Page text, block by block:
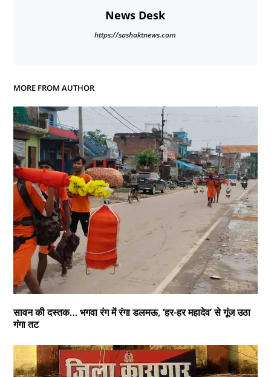
News Desk
https://sashaktnews.com
MORE FROM AUTHOR
सावन की दस्तक… भगवा रंग में रंगा डलमऊ, ‘हर-हर महादेव’ से गूंज उठा
गंगा तट